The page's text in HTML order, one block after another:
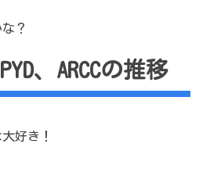
？
、ARCCの推移
好き！